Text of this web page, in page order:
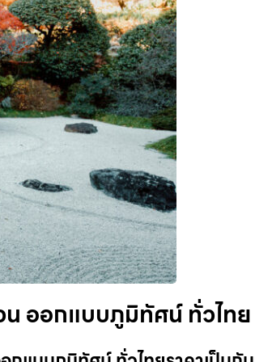
ออกแบบภูมิทัศน์ ทั่วไทย